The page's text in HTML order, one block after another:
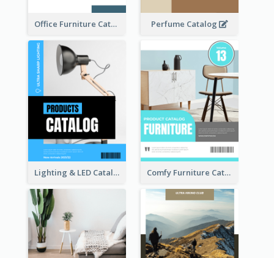
Office Furniture Catalog Perfume Catalog
Lighting & LED Catalog Comfy Furniture Cataog